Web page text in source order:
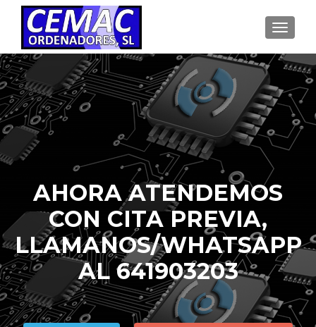
AHORA ATENDEMOS
CON CITA PREVIA,
LLAMANOS/WHATSAPP
AL 641903203